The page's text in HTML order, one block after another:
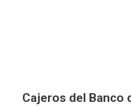
Cajeros del Banco